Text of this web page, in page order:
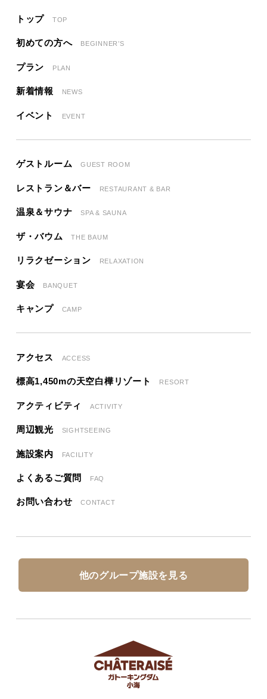
トップ TOP
初めての方へ BEGINNER’S
プラン PLAN
新着情報 NEWS
イベント EVENT
ゲストルーム GUEST ROOM
レストラン＆バー RESTAURANT & BAR
温泉＆サウナ SPA & SAUNA
ザ・バウム THE BAUM
リラクゼーション RELAXATION
宴会 BANQUET
キャンプ CAMP
アクセス ACCESS
標高1,450mの天空白樺リゾート RESORT
アクティビティ ACTIVITY
周辺観光 SIGHTSEEING
施設案内 FACILITY
よくあるご質問 FAQ
お問い合わせ CONTACT
他のグループ施設を見る